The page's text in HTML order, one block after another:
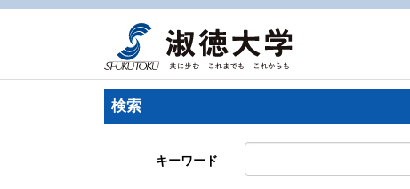
検索
キーワード